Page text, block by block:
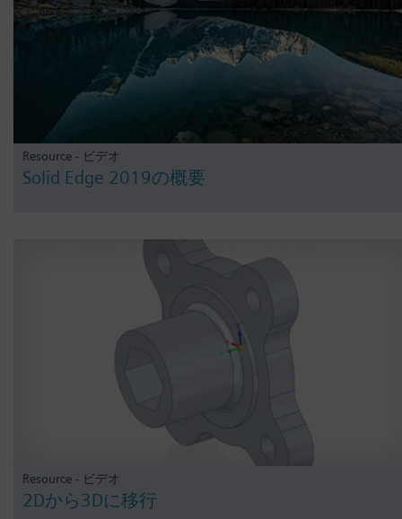
Resource - ビデオ
Solid Edge 2019の概要
Resource - ビデオ
2Dから3Dに移行